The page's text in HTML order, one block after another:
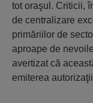
tot oraşul. Criticii,
de centralizare
primăriilor de
aproape de
avertizat că
emiterea